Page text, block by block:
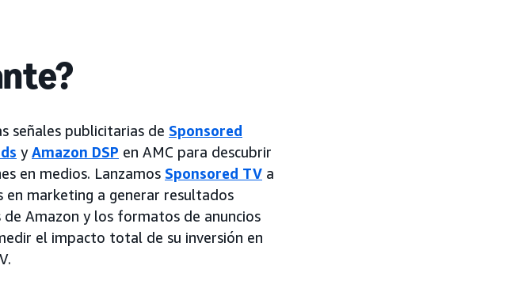
señales publicitarias de Sponsored
yAmazon DSP en AMC para descubrir
en medios. Lanzamos Sponsored TV a
en marketing a generar resultados
Amazon y los formatos de anuncios
el impacto total de su inversión en